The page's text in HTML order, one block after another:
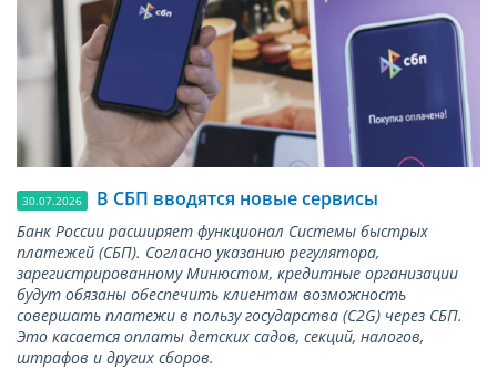
30.07.2026 В СБП вводятся новые сервисы
Банк России расширяет функционал Системы быстрых
платежей (СБП). Согласно указанию регулятора,
зарегистрированному Минюстом, кредитные организации
будут обязаны обеспечить клиентам возможность
совершать платежи в пользу государства (С2G) через СБП.
Это касается оплаты детских садов, секций, налогов,
штрафов и других сборов.